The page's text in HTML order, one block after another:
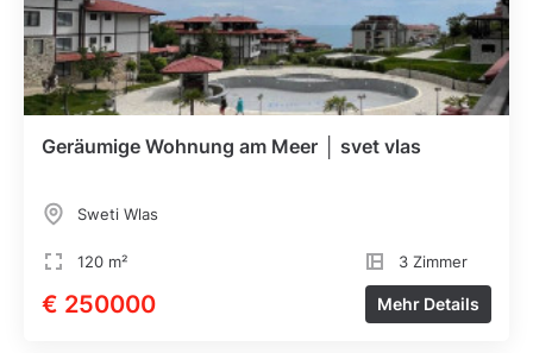
Geräumige Wohnung am Meer │ svet vlas
Sweti Wlas
120 m² 3 Zimmer
€ 250000 Mehr Details